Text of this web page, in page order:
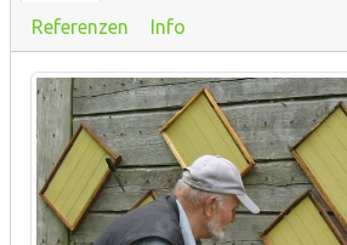
Referenzen Info